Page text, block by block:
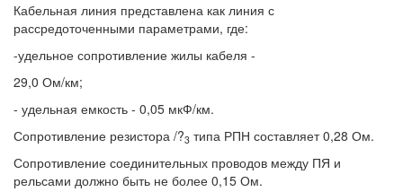
Кабельная линия представлена как линия с
рассредоточенными параметрами, где:
-удельное сопротивление жилы кабеля -
29,0 Ом/км;
- удельная емкость - 0,05 мкФ/км.
Сопротивление резистора /?3 типа РПН составляет 0,28 Ом.
Сопротивление соединительных проводов между ПЯ и
рельсами должно быть не более 0,15 Ом.